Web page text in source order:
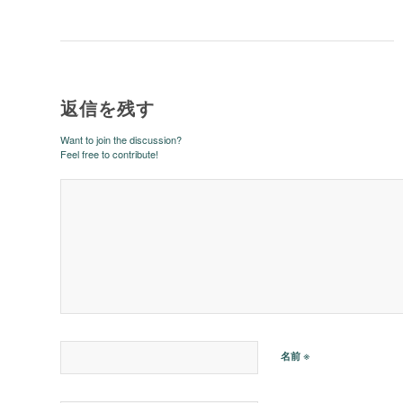
返信を残す
Want to join the discussion?
Feel free to contribute!
名前 ※